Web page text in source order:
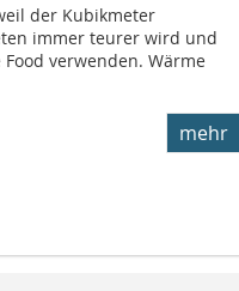
der Kubikme­ter
immer teurer wird und
verwenden. Wärme
mehr